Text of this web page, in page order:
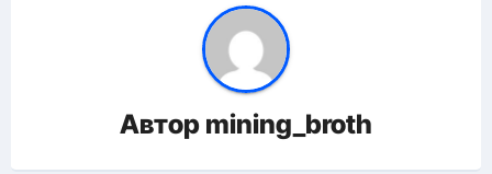
Автор mining_broth